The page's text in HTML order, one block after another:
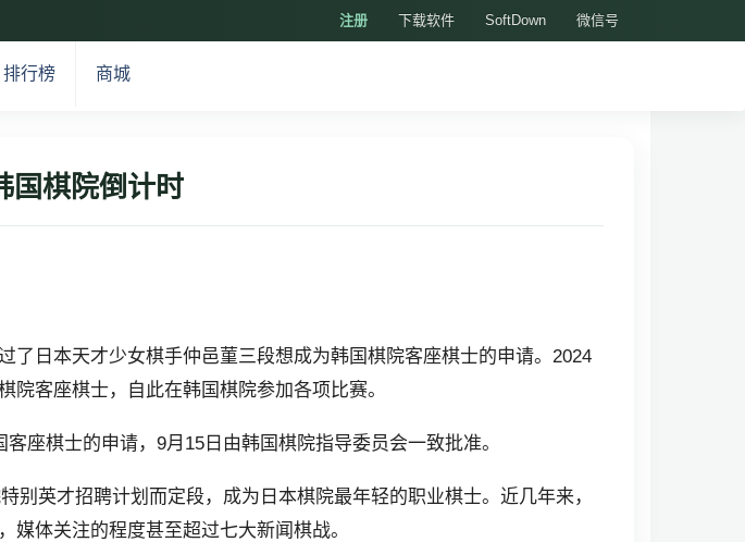
注册 下载软件 SoftDown 微信号
排行榜 商城
国棋院倒计时
日本天才少女棋手仲邑菫三段想成为韩国棋院客座棋士的申请。2024
客座棋士，自此在韩国棋院参加各项比赛。
座棋士的申请，9月15日由韩国棋院指导委员会一致批准。
英才招聘计划而定段，成为日本棋院最年轻的职业棋士。近几年来，
体关注的程度甚至超过七大新闻棋战。